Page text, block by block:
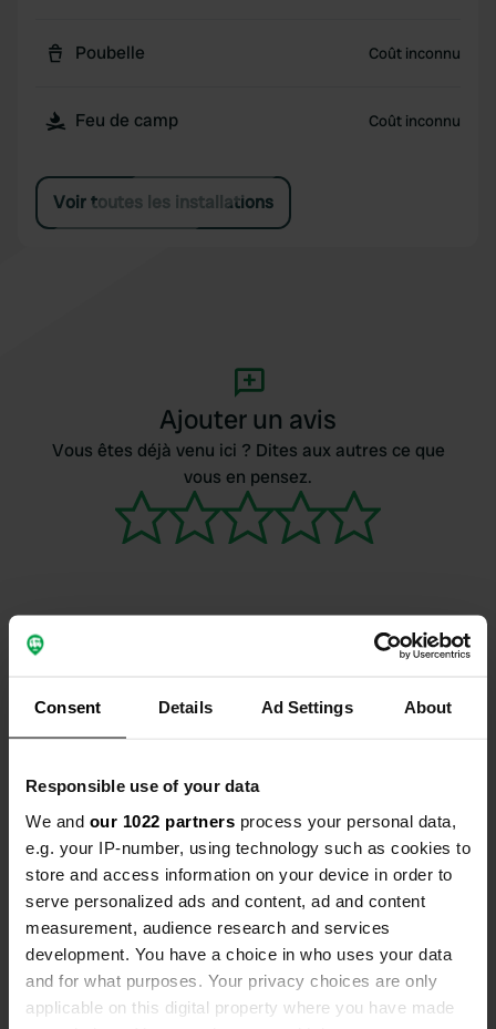
Consent Details Ad Settings About
Responsible use of your data
We and our 1022 partners process your personal data,
e.g. your IP-number, using technology such as cookies to
store and access information on your device in order to
serve personalized ads and content, ad and content
measurement, audience research and services
development. You have a choice in who uses your data
and for what purposes. Your privacy choices are only
applicable on this digital property where you have made
Poubelle Coût inconnu
Feu de camp Coût inconnu
Voir toutes les installations
Ajouter un avis
Vous êtes déjà venu ici ? Dites aux autres ce que
vous en pensez.
36163, Poppenhausen (Wasserkuppe),
Coordonnées
50° 29' 57" N 9° 52' 37" E
50.4992894 9.8768961
Copie
Code du site
110356 Copie